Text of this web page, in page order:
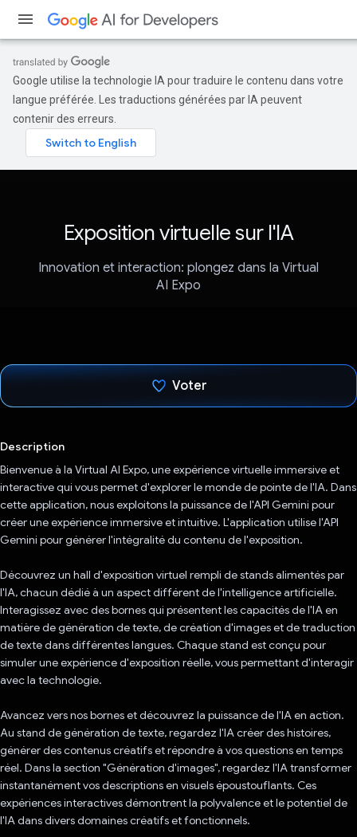
Google utilise la technologie IA pour traduire le contenu dans votre
langue préférée. Les traductions générées par IA peuvent
contenir des erreurs.
Exposition virtuelle sur l'IA
Innovation et interaction: plongez dans la Virtual
AI Expo
Voter
Description
Bienvenue à la Virtual AI Expo, une expérience virtuelle immersive et
interactive qui vous permet d'explorer le monde de pointe de l'IA. Dans
cette application, nous exploitons la puissance de l'API Gemini pour
créer une expérience immersive et intuitive. L'application utilise l'API
Gemini pour générer l'intégralité du contenu de l'exposition.
Découvrez un hall d'exposition virtuel rempli de stands alimentés par
l'IA, chacun dédié à un aspect différent de l'intelligence artificielle.
Interagissez avec des bornes qui présentent les capacités de l'IA en
matière de génération de texte, de création d'images et de traduction
de texte dans différentes langues. Chaque stand est conçu pour
simuler une expérience d'exposition réelle, vous permettant d'interagir
avec la technologie.
Avancez vers nos bornes et découvrez la puissance de l'IA en action.
Au stand de génération de texte, regardez l'IA créer des histoires,
générer des contenus créatifs et répondre à vos questions en temps
réel. Dans la section "Génération d'images", regardez l'IA transformer
instantanément vos descriptions en visuels époustouflants. Ces
expériences interactives démontrent la polyvalence et le potentiel de
l'IA dans divers domaines créatifs et fonctionnels.